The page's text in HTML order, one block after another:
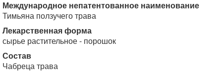
Международное непатентованное наименование
Тимьяна ползучего трава
Лекарственная форма
сырье растительное - порошок
Состав
Чабреца трава